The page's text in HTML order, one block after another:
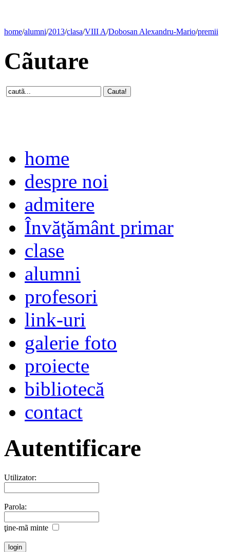
home/alumni/2013/clasa/VIII A/Dobosan Alexandru-Mario/premii
Cãutare
home
despre noi
admitere
Învăţământ primar
clase
alumni
profesori
link-uri
galerie foto
proiecte
bibliotecă
contact
Autentificare
Utilizator:
Parola:
ţine-mã minte